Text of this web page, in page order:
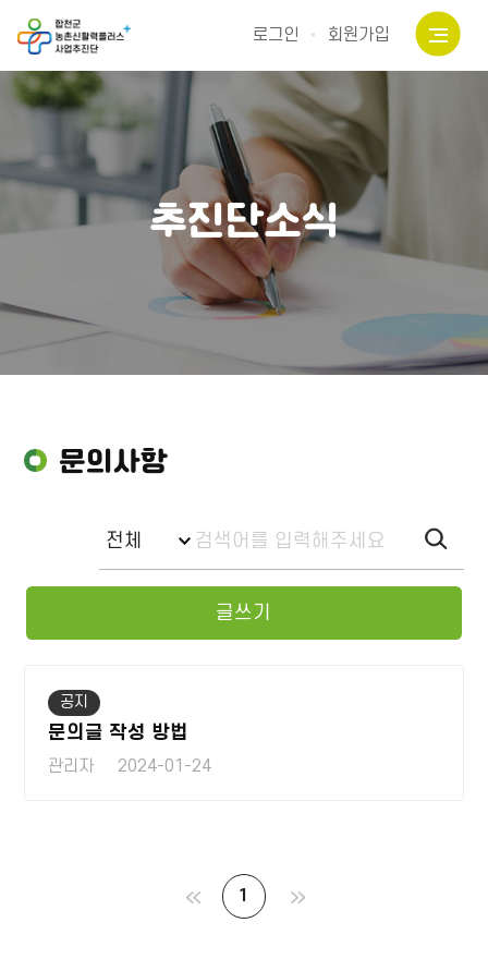
로그인 회원가입
추진단소식
문의사항
글쓰기
공지
문의글 작성 방법
관리자 2024-01-24
1